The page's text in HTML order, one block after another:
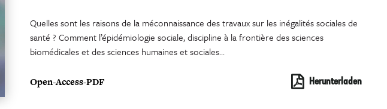
Quelles sont les raisons de la méconnaissance des travaux sur les inégalités sociales de
santé ? Comment l’épidémiologie sociale, discipline à la frontière des sciences
biomédicales et des sciences humaines et sociales...
Open-Access-PDF Herunterladen